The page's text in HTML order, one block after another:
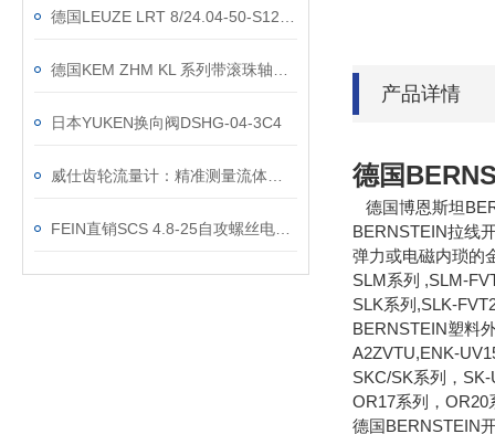
日本YUKEN换向阀DSHG-04-3C4
产品详情
德国
德国博恩斯坦
BERNSTEIN拉线
弹力或电磁内琐的
SLM系列 ,SLM-
SLK系列,SLK-
BERNSTEIN塑料
A2ZVTU,ENK-
SKC/SK系列，
OR17系列，OR20
德国BERNSTEIN